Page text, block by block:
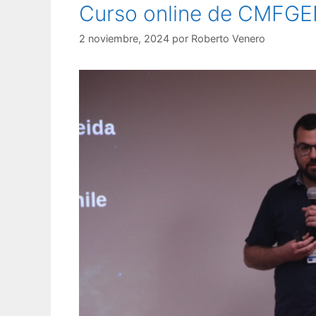
Curso online de
2 noviembre, 2024 por Roberto Venero